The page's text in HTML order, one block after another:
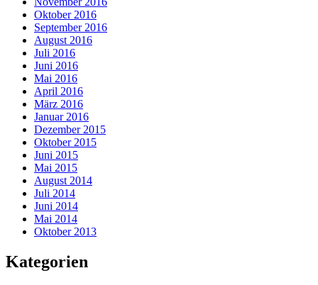
Oktober 2016
September 2016
August 2016
Juli 2016
Juni 2016
Mai 2016
April 2016
März 2016
Januar 2016
Dezember 2015
Oktober 2015
Juni 2015
Mai 2015
August 2014
Juli 2014
Juni 2014
Mai 2014
Oktober 2013
Kategorien